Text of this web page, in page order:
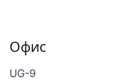
Офис
UG-9